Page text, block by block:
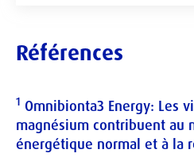
Références
1 Omnibionta3 Energy: Les
magnésium contribuent au
énergétique normal et à la